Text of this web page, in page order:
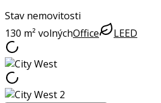
Stav nemovitosti
130 m² volnýchOffice LEED